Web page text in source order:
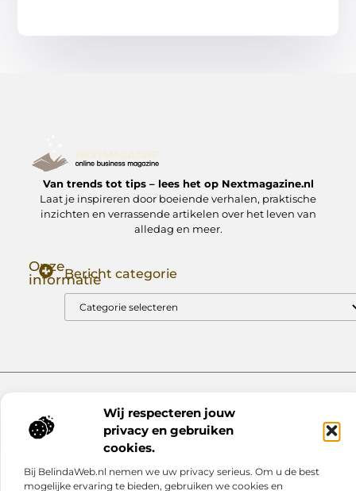
Wij respecteren jouw
privacy en gebruiken
cookies.
Bij BelindaWeb.nl nemen we uw privacy serieus. Om u de best
mogelijke ervaring te bieden, gebruiken we cookies en
Van trends tot tips – lees het op Nextmagazine.nl
Laat je inspireren door boeiende verhalen, praktische
inzichten en verrassende artikelen over het leven van
alledag en meer.
Onze
informatieBericht categorie
@2025 www.nextmagazine.nl. All Right Reserved.